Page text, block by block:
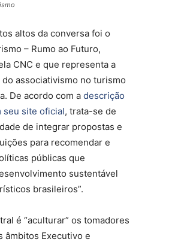
altos da conversa foi o
– Rumo ao Futuro,
CNC e que representa a
do associativismo no turismo
De acordo com a descrição
seu site oficial, trata-se de
de integrar propostas e
para recomendar e
públicas que
sustentável
brasileiros”.
é “aculturar” os tomadores
âmbitos Executivo e